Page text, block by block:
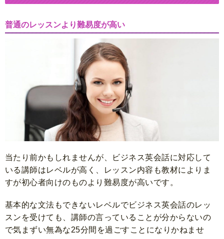
普通のレッスンより難易度が高い
当たり前かもしれませんが、ビジネス英会話に対応して
いる講師はレベルが高く、レッスン内容も教材によりま
すが初心者向けのものより難易度が高いです。
基本的な文法もできないレベルでビジネス英会話のレッ
スンを受けても、講師の言っていることが分からないの
で気まずい無為な25分間を過ごすことになりかねませ